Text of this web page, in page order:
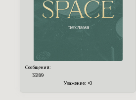
Сообщений:
33189
Уважение: +0